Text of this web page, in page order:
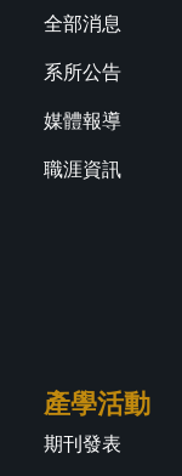
全部消息
系所公告
媒體報導
職涯資訊
產學活動
期刊發表